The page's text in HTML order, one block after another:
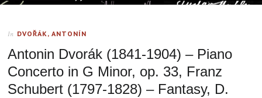
In DVOŘÁK, ANTONÍN
Antonin Dvorák (1841-1904) – Piano
Concerto in G Minor, op. 33, Franz
Schubert (1797-1828) – Fantasy, D.